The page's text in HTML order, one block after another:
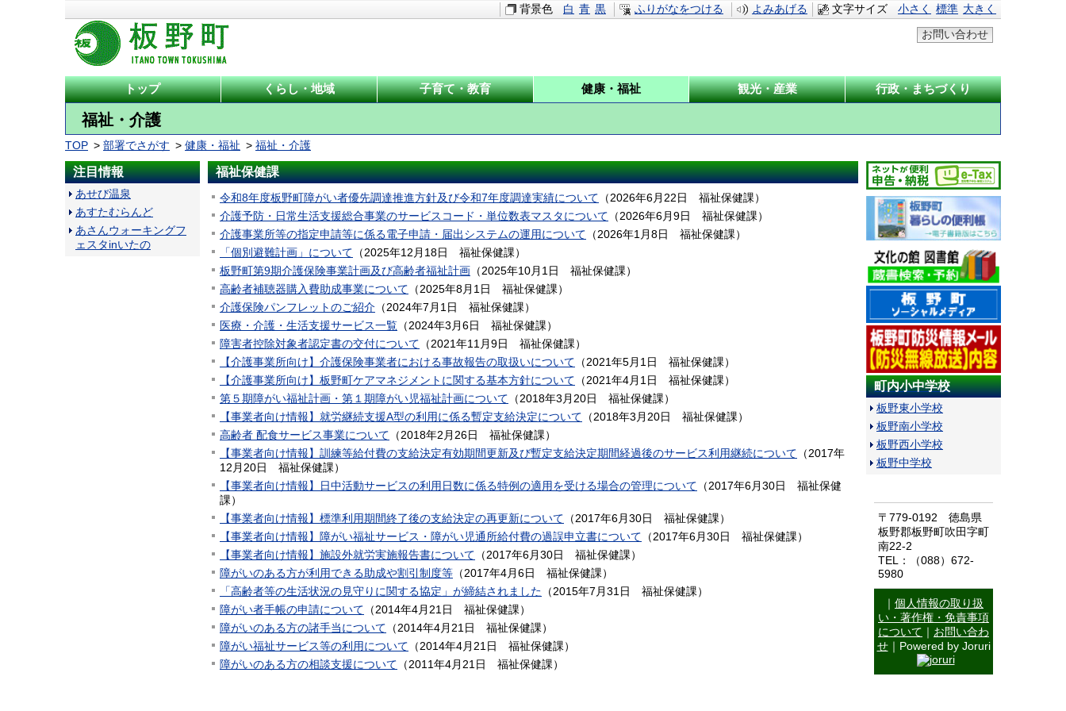
背景色 白 青 黒 ふりがなをつける よみあげる 文字サイズ 小さく 標準 大きく
お問い合わせ
トップ くらし・地域 子育て・教育 健康・福祉 観光・産業 行政・まちづくり
福祉・介護
TOP 部署でさがす 健康・福祉 福祉・介護
福祉保健課
令和8年度板野町障がい者優先調達推進方針及び令和7年度調達実績について （2026年6月22日 福祉保健課）
介護予防・日常生活支援総合事業のサービスコード・単位数表マスタについて （2026年6月9日 福祉保健課）
介護事業所等の指定申請等に係る電子申請・届出システムの運用について （2026年1月8日 福祉保健課）
「個別避難計画」について （2025年12月18日 福祉保健課）
板野町第9期介護保険事業計画及び高齢者福祉計画 （2025年10月1日 福祉保健課）
高齢者補聴器購入費助成事業について （2025年8月1日 福祉保健課）
介護保険パンフレットのご紹介 （2024年7月1日 福祉保健課）
医療・介護・生活支援サービス一覧 （2024年3月6日 福祉保健課）
障害者控除対象者認定書の交付について （2021年11月9日 福祉保健課）
【介護事業所向け】介護保険事業者における事故報告の取扱いについて （2021年5月1日 福祉保健課）
【介護事業所向け】板野町ケアマネジメントに関する基本方針について （2021年4月1日 福祉保健課）
第５期障がい福祉計画・第１期障がい児福祉計画について （2018年3月20日 福祉保健課）
【事業者向け情報】就労継続支援A型の利用に係る暫定支給決定について （2018年3月20日 福祉保健課）
高齢者 配食サービス事業について （2018年2月26日 福祉保健課）
【事業者向け情報】訓練等給付費の支給決定有効期間更新及び暫定支給決定期間経過後のサービス利用継続について （2017年
12月20日
福祉保健課）
【事業者向け情報】日中活動サービスの利用日数に係る特例の適用を受ける場合の管理について （2017年6月30日
福祉保健
課）
【事業者向け情報】標準利用期間終了後の支給決定の再更新について （2017年6月30日 福祉保健課）
【事業者向け情報】障がい福祉サービス・障がい児通所給付費の過誤申立書について （2017年6月30日 福祉保健課）
【事業者向け情報】施設外就労実施報告書について （2017年6月30日 福祉保健課）
障がいのある方が利用できる助成や割引制度等 （2017年4月6日 福祉保健課）
「高齢者等の生活状況の見守りに関する協定」が締結されました （2015年7月31日 福祉保健課）
障がい者手帳の申請について （2014年4月21日 福祉保健課）
障がいのある方の諸手当について （2014年4月21日 福祉保健課）
障がい福祉サービス等の利用について （2014年4月21日 福祉保健課）
障がいのある方の相談支援について （2011年4月21日 福祉保健課）
注目情報
あせび温泉
あすたむらんど
あさんウォーキングフ
ェスタinいたの
町内小中学校
板野東小学校
板野南小学校
板野西小学校
板野中学校
〒779-0192 徳島県
板野郡板野町吹田字町
南22-2
TEL：（088）672-
5980
個人情報の取り扱
い・著作権・免責事項
について
お問い合わ
せ｜Powered by Joruri